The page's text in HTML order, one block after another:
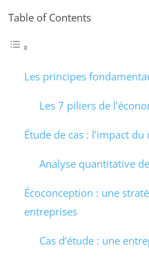
Table of Contents
Les principes
Les 7 piliers de
Étude de cas : l’impact
Analyse quantitative
Écoconception : une
entreprises
Cas d’étude : une